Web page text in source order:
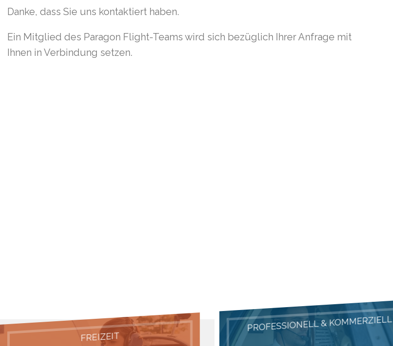
Anfrage
eingereicht
Danke, dass Sie uns kontaktiert haben.
Ein Mitglied des Paragon Flight-Teams wird sich bezüglich Ihrer Anfrage mit
Ihnen in Verbindung setzen.
FREIZEIT
PROFESSIONELL & KOMMERZIELL